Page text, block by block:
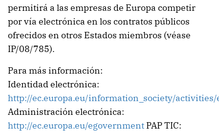
permitirá a las empresas de Europa competir
por vía electrónica en los contratos públicos
ofrecidos en otros Estados miembros (véase
IP/08/785).
Para más información:
Identidad electrónica:
http://ec.europa.eu/information_society/
Administración electrónica:
http://ec.europa.eu/egovernment PAP TIC: